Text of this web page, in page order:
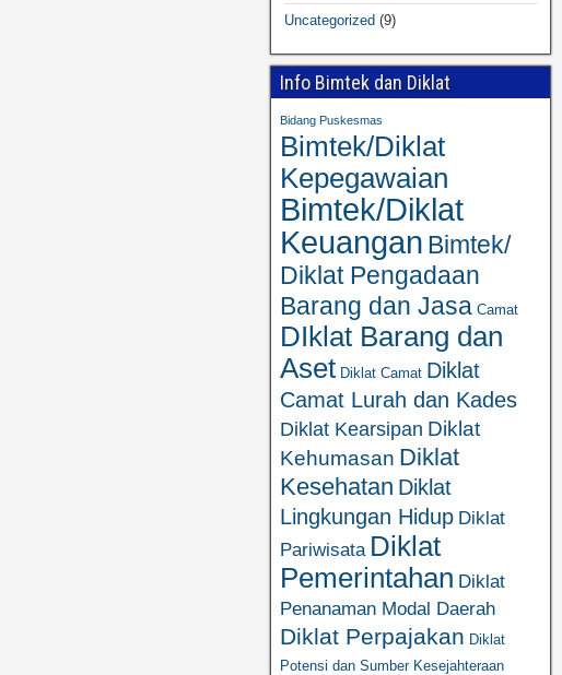
Uncategorized (9)
Info Bimtek dan Diklat
Bidang Puskesmas
Bimtek/Diklat
Kepegawaian
Bimtek/Diklat
Keuangan Bimtek/
Diklat Pengadaan
Barang dan Jasa Camat
DIklat Barang dan
Aset Diklat Camat Diklat
Camat Lurah dan Kades
Diklat Kearsipan Diklat
Kehumasan Diklat
Kesehatan Diklat
Lingkungan Hidup Diklat
Pariwisata Diklat
Pemerintahan Diklat
Penanaman Modal Daerah
Diklat Perpajakan Diklat
Potensi dan Sumber Kesejahteraan